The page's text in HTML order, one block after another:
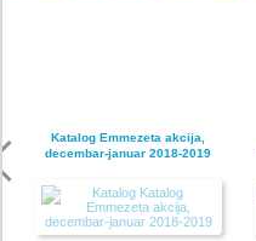
Katalog Emmezeta akcija,
decembar-januar 2018-2019